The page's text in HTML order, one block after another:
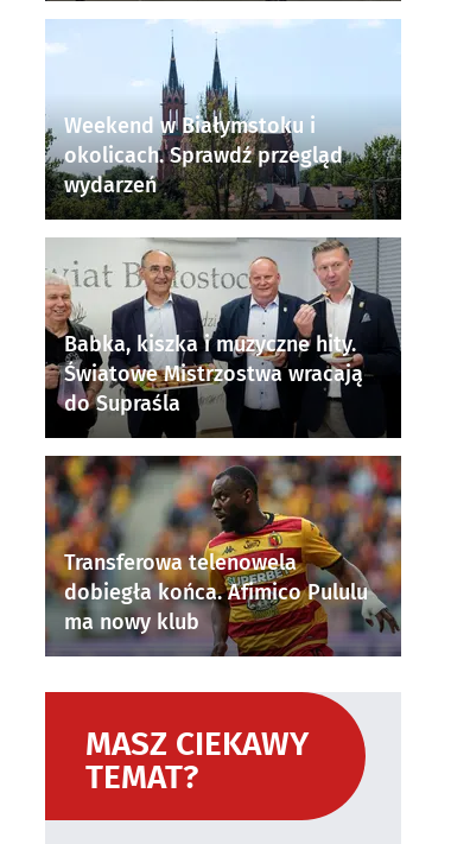
Weekend w Białymstoku i
okolicach. Sprawdź przegląd
wydarzeń
Babka, kiszka i muzyczne hity.
Światowe Mistrzostwa wracają
do Supraśla
Transferowa telenowela
dobiegła końca. Afimico Pululu
ma nowy klub
MASZ CIEKAWY
TEMAT?